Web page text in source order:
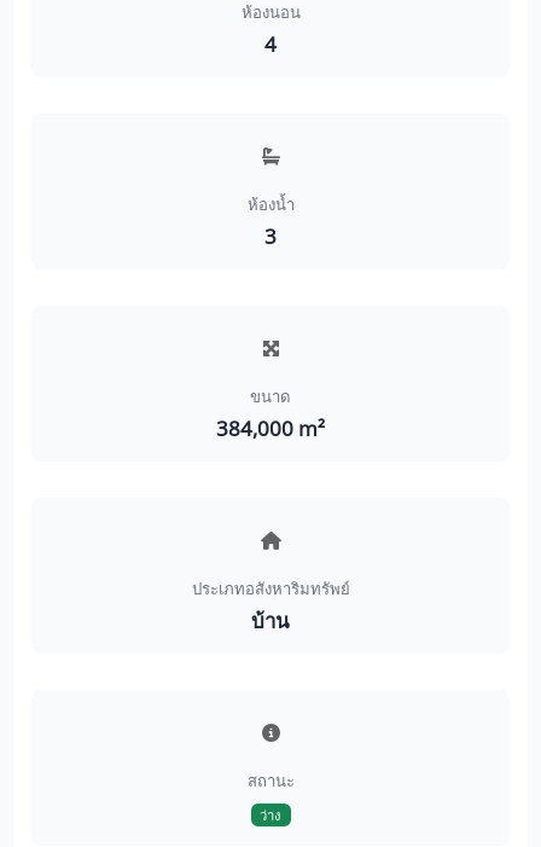
ห้องนอน
4
ห้องน้ำ
3
ขนาด
384,000 m²
ประเภทอสังหาริมทรัพย์
บ้าน
สถานะ
ว่าง